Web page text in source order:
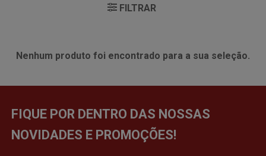
FILTRAR
Nenhum produto foi encontrado para a sua seleção.
FIQUE POR DENTRO DAS NOSSAS
NOVIDADES E PROMOÇÕES!